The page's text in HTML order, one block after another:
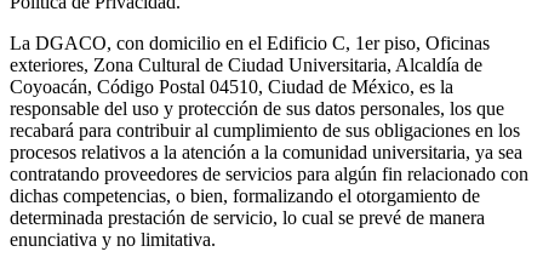
La DGACO, con domicilio en el Edificio C, 1er piso, Oficinas
exteriores, Zona Cultural de Ciudad Universitaria, Alcaldía de
Coyoacán, Código Postal 04510, Ciudad de México, es la
responsable del uso y protección de sus datos personales, los que
recabará para contribuir al cumplimiento de sus obligaciones en los
procesos relativos a la atención a la comunidad universitaria, ya sea
contratando proveedores de servicios para algún fin relacionado con
dichas competencias, o bien, formalizando el otorgamiento de
determinada prestación de servicio, lo cual se prevé de manera
enunciativa y no limitativa.